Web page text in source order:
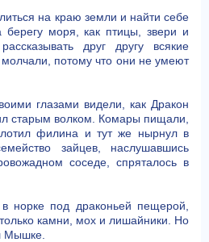
на краю земли и найти себе
моря, как птицы, звери и
друг другу всякие
потому что они не умеют
глазами видели, как Дракон
старым волком. Комары пищали,
филина и тут же нырнул в
зайцев, наслушавшись
соседе, спряталось в
под драконьей пещерой,
камни, мох и лишайники. Но
Мышке.